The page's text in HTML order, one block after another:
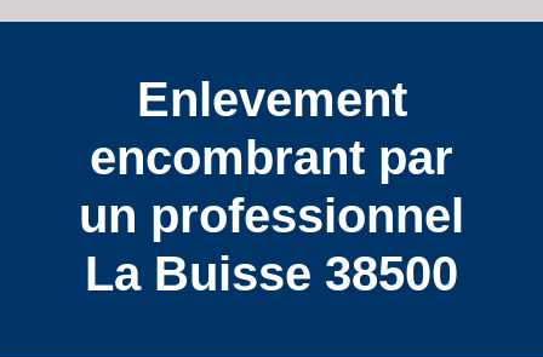
Enlevement
encombrant par
un professionnel
La Buisse 38500